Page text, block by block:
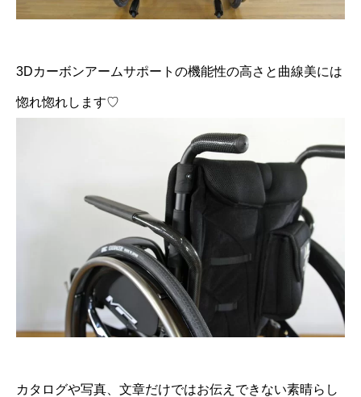
3Dカーボンアームサポートの機能性の高さと曲線美には
惚れ惚れします♡
カタログや写真、文章だけではお伝えできない素晴らし